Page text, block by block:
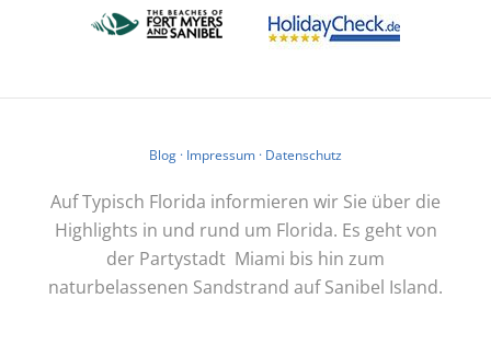
Blog · Impressum · Datenschutz
Auf Typisch Florida informieren wir Sie über die
Highlights in und rund um Florida. Es geht von
der Partystadt Miami bis hin zum
naturbelassenen Sandstrand auf Sanibel Island.